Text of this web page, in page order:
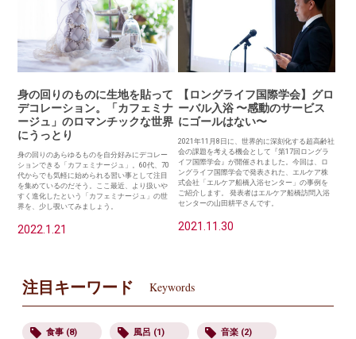
身の回りのものに生地を貼って
デコレーション。「カフェミナ
ージュ」のロマンチックな世界
にうっとり
身の回りのあらゆるものを自分好みにデコレー
ションできる「カフェミナージュ」。60代、70
代からでも気軽に始められる習い事として注目
を集めているのだそう。ここ最近、より扱いや
すく進化したという「カフェミナージュ」の世
界を、少し覗いてみましょう。
2022.1.21
【ロングライフ国際学会】グロ
ーバル入浴 〜感動のサービス
にゴールはない〜
2021年11月8日に、世界的に深刻化する超高齢社
会の課題を考える機会として『第17回ロングラ
イフ国際学会』が開催されました。今回は、ロ
ングライフ国際学会で発表された、エルケア株
式会社「エルケア船橋入浴センター」の事例を
ご紹介します。 発表者はエルケア船橋訪問入浴
センターの山田耕平さんです。
2021.11.30
注目キーワード Keywords
食事 (8) 風呂 (1) 音楽 (2)